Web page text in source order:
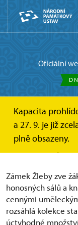
oficiální
Kapacita
a 27. 9. je již
plně obsazeny.
Žleby Pro školy
Pro školy
Zámek Žleby zve
honosných sálů a
cennými
rozsáhlá kolekce
úctyhodné